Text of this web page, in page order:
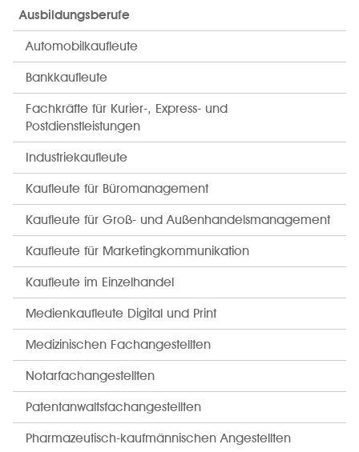
Ausbildungsberufe
Automobilkaufleute
Bankkaufleute
Fachkräfte für Kurier-, Express- und
Postdienstleistungen
Industriekaufleute
Kaufleute für Büromanagement
Kaufleute für Groß- und Außenhandelsmanagement
Kaufleute für Marketingkommunikation
Kaufleute im Einzelhandel
Medienkaufleute Digital und Print
Medizinischen Fachangestellten
Notarfachangestellten
Patentanwaltsfachangestellten
Pharmazeutisch-kaufmännischen Angestellten